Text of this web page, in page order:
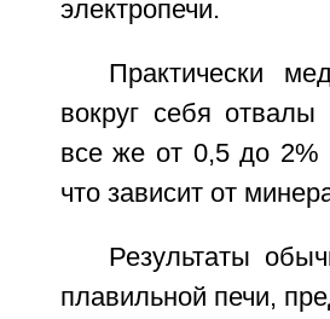
электропечи.
Практически
вокруг себя
все же от 0,5 до
что зависит от
Результаты
плавильной печи,